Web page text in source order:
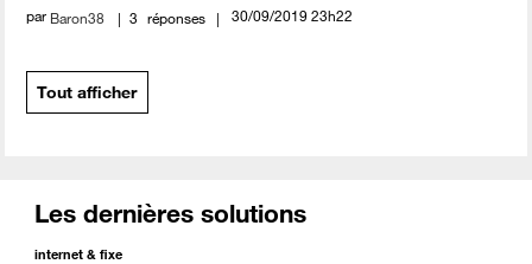
par Baron38 3 réponses ‎30/09/2019 23h22
Tout afficher
Les dernières solutions
internet & fixe